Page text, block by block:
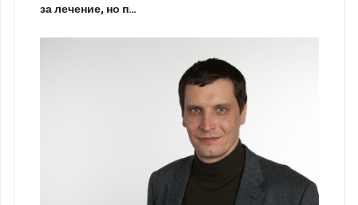
за лечение, но п…